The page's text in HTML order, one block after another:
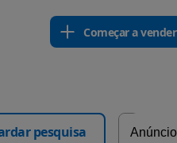
Começar a vender
pesquisa